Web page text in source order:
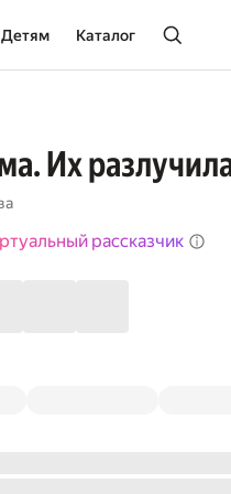
Детям Каталог
Их
рассказчик